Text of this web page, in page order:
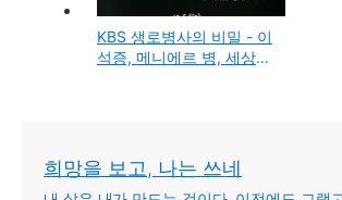
KBS 생로병사의 비밀 - 이
석증, 메니에르 병, 세상이
희망을 보고, 나는 쓰네